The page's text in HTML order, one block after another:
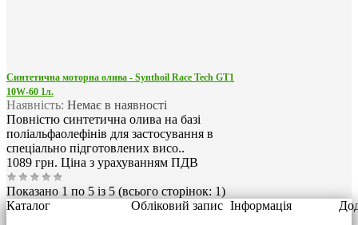
Синтетична моторна олива - Synthoil Race Tech GT1
10W-60 1л.
Наявність: Немає в наявності
Повністю синтетична олива на базі
поліальфаолефінів для застосування в
спеціально підготовлених висо..
1089 грн. Ціна з урахуванням ПДВ
Показано 1 по 5 із 5 (всього сторінок: 1)
Каталог
Обліковий запис Інформація